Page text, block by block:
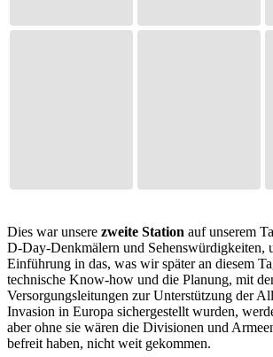
Dies war unsere zweite Station auf unserem
D-Day-Denkmälern und Sehenswürdigkeiten,
Einführung in das, was wir später an diesem
technische Know-how und die Planung, mit
Versorgungsleitungen zur Unterstützung der
Invasion in Europa sichergestellt wurden,
aber ohne sie wären die Divisionen und
befreit haben, nicht weit gekommen.